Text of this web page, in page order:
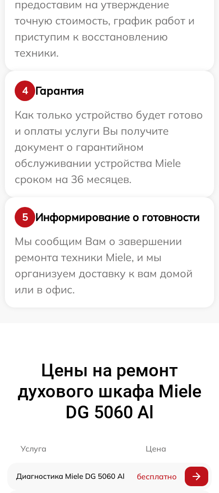
предоставим на утверждение
точную стоимость, график работ и
приступим к восстановлению
техники.
4
Гарантия
Как только устройство будет готово
и оплаты услуги Вы получите
документ о гарантийном
обслуживании устройства Miele
сроком на 36 месяцев.
5
Информирование о готовности
Мы сообщим Вам о завершении
ремонта техники Miele, и мы
организуем доставку к вам домой
или в офис.
Цены на ремонт
духового шкафа Miele
DG 5060 Al
Услуга Цена
Диагностика Miele DG 5060 Al бесплатно